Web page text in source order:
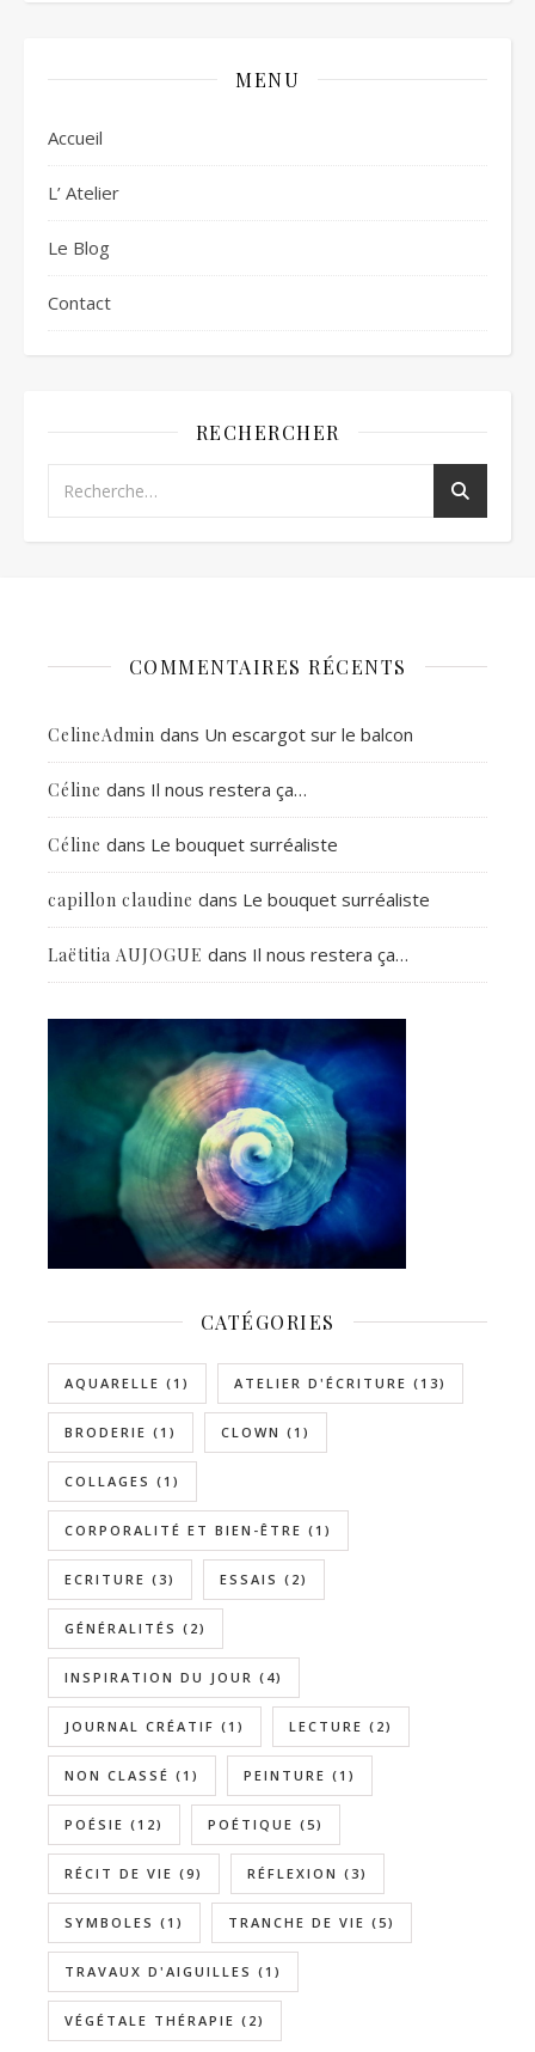
MENU
Accueil
L’ Atelier
Le Blog
Contact
RECHERCHER
COMMENTAIRES RÉCENTS
CelineAdmin dans Un escargot sur le balcon
Céline dans Il nous restera ça…
Céline dans Le bouquet surréaliste
capillon claudine dans Le bouquet surréaliste
Laëtitia AUJOGUE dans Il nous restera ça…
CATÉGORIES
AQUARELLE (1) ATELIER D'ÉCRITURE (13)
BRODERIE (1) CLOWN (1)
COLLAGES (1)
CORPORALITÉ ET BIEN-ÊTRE (1)
ECRITURE (3) ESSAIS (2)
GÉNÉRALITÉS (2)
INSPIRATION DU JOUR (4)
JOURNAL CRÉATIF (1) LECTURE (2)
NON CLASSÉ (1) PEINTURE (1)
POÉSIE (12) POÉTIQUE (5)
RÉCIT DE VIE (9) RÉFLEXION (3)
SYMBOLES (1) TRANCHE DE VIE (5)
TRAVAUX D'AIGUILLES (1)
VÉGÉTALE THÉRAPIE (2)